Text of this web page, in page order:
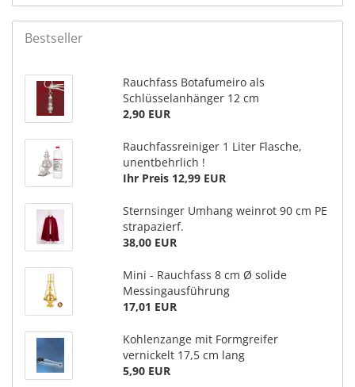
Bestseller
Rauchfass Botafumeiro als
Schlüsselanhänger 12 cm
2,90 EUR
Rauchfassreiniger 1 Liter Flasche,
unentbehrlich !
Ihr Preis 12,99 EUR
Sternsinger Umhang weinrot 90 cm PE
strapazierf.
38,00 EUR
Mini - Rauchfass 8 cm Ø solide
Messingausführung
17,01 EUR
Kohlenzange mit Formgreifer
vernickelt 17,5 cm lang
5,90 EUR